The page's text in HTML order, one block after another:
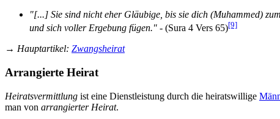
"[...] Sie sind nicht eher Gläubige, bis sie dich (Muhammed)
und sich voller Ergebung fügen." - (Sura 4 Vers 65)[9]
→ Hauptartikel: Zwangsheirat
Arrangierte Heirat
Heiratsvermittlung ist eine Dienstleistung durch die heirats­willige
man von arrangierter Heirat.